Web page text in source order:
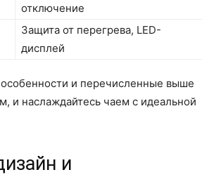
отключение
Защита от перегрева, LED-
дисплей
и перечисленные выше
и наслаждайтесь чаем с идеальной
и